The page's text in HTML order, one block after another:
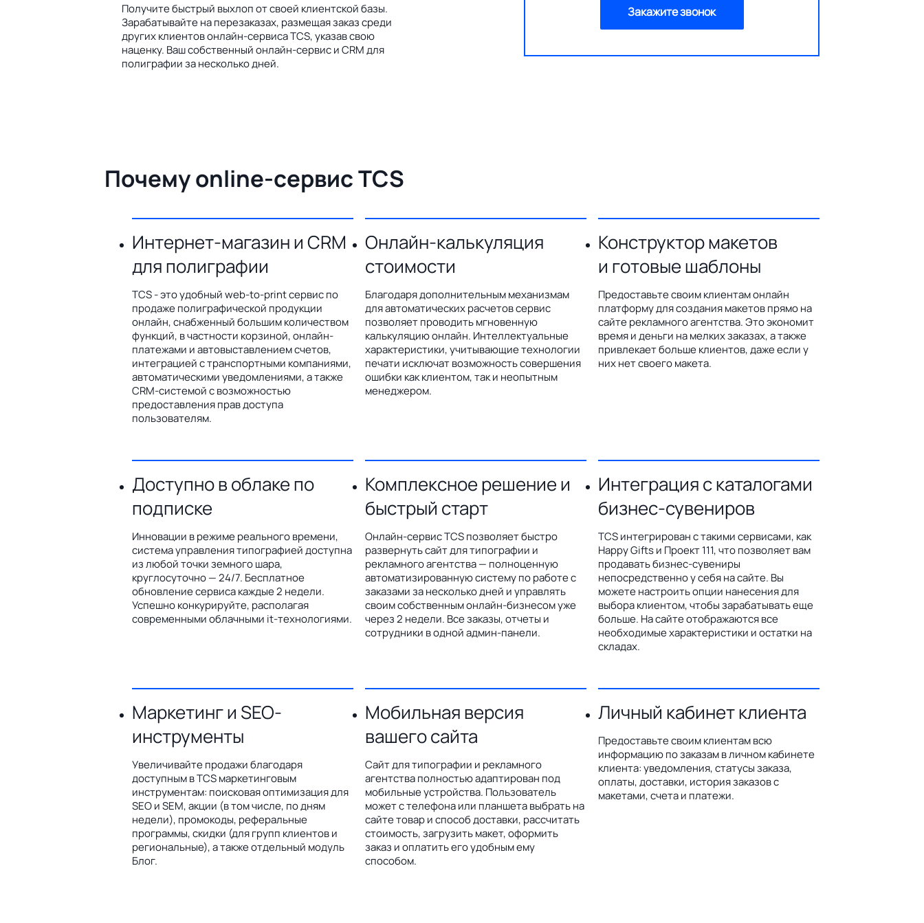
Получите быстрый выхлоп от своей клиентской базы.
Зарабатывайте на перезаказах, размещая заказ среди
других клиентов онлайн-сервиса TCS, указав свою
наценку. Ваш собственный онлайн-сервис и CRM для
полиграфии за несколько дней.
Закажите звонок
Почему online-сервис TCS
Интернет-магазин и CRM
для полиграфии
TCS - это удобный web-to-print сервис по
продаже полиграфической продукции
онлайн, снабженный большим количеством
функций, в частности корзиной, онлайн-
платежами и автовыставлением счетов,
интеграцией с транспортными компаниями,
автоматическими уведомлениями, а также
CRM-системой с возможностью
предоставления прав доступа
пользователям.
Онлайн-калькуляция
стоимости
Благодаря дополнительным механизмам
для автоматических расчетов сервис
позволяет проводить мгновенную
калькуляцию онлайн. Интеллектуальные
характеристики, учитывающие технологии
печати исключат возможность совершения
ошибки как клиентом, так и неопытным
менеджером.
Конструктор макетов
и готовые шаблоны
Предоставьте своим клиентам онлайн
платформу для создания макетов прямо на
сайте рекламного агентства. Это экономит
время и деньги на мелких заказах, а также
привлекает больше клиентов, даже если у
них нет своего макета.
Доступно в облаке по
подписке
Инновации в режиме реального времени,
система управления типографией доступна
из любой точки земного шара,
круглосуточно — 24/7. Бесплатное
обновление сервиса каждые 2 недели.
Успешно конкурируйте, располагая
современными облачными it-технологиями.
Комплексное решение и
быстрый старт
Онлайн-сервис TCS позволяет быстро
развернуть сайт для типографии и
рекламного агентства — полноценную
автоматизированную систему по работе с
заказами за несколько дней и управлять
своим собственным онлайн-бизнесом уже
через 2 недели. Все заказы, отчеты и
сотрудники в одной админ-панели.
Интеграция с каталогами
бизнес-сувениров
TCS интегрирован с такими сервисами, как
Happy Gifts и Проект 111, что позволяет вам
продавать бизнес-сувениры
непосредственно у себя на сайте. Вы
можете настроить опции нанесения для
выбора клиентом, чтобы зарабатывать еще
больше. На сайте отображаются все
необходимые характеристики и остатки на
складах.
Маркетинг и SEO-
инструменты
Увеличивайте продажи благодаря
доступным в TCS маркетинговым
инструментам: поисковая оптимизация для
SEO и SEM, акции (в том числе, по дням
недели), промокоды, реферальные
программы, скидки (для групп клиентов и
региональные), а также отдельный модуль
Блог.
Мобильная версия
вашего сайта
Сайт для типографии и рекламного
агентства полностью адаптирован под
мобильные устройства. Пользователь
может с телефона или планшета выбрать на
сайте товар и способ доставки, рассчитать
стоимость, загрузить макет, оформить
заказ и оплатить его удобным ему
способом.
Личный кабинет клиента
Предоставьте своим клиентам всю
информацию по заказам в личном кабинете
клиента: уведомления, статусы заказа,
оплаты, доставки, история заказов с
макетами, счета и платежи.